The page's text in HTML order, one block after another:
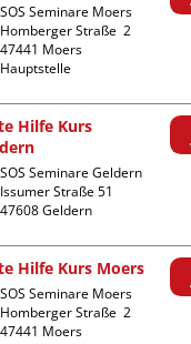
SOS Seminare Moers
Homberger Straße  2
47441 Moers
Hauptstelle
Hilfe Kurs
SOS Seminare Geldern
Issumer Straße 51
Hilfe Kurs Moers
SOS Seminare Moers
Homberger Straße  2
47441 Moers